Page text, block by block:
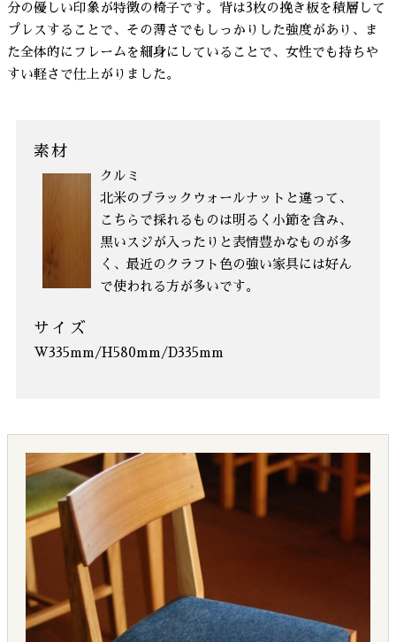
分の優しい印象が特徴の椅子です。背は3枚の挽き板を積層して
プレスすることで、その薄さでもしっかりした強度があり、ま
た全体的にフレームを細身にしていることで、女性でも持ちや
すい軽さで仕上がりました。
素材
クルミ
北米のブラックウォールナットと違って、
こちらで採れるものは明るく小節を含み、
黒いスジが入ったりと表情豊かなものが多
く、最近のクラフト色の強い家具には好ん
で使われる方が多いです。
サイズ
W335mm/H580mm/D335mm